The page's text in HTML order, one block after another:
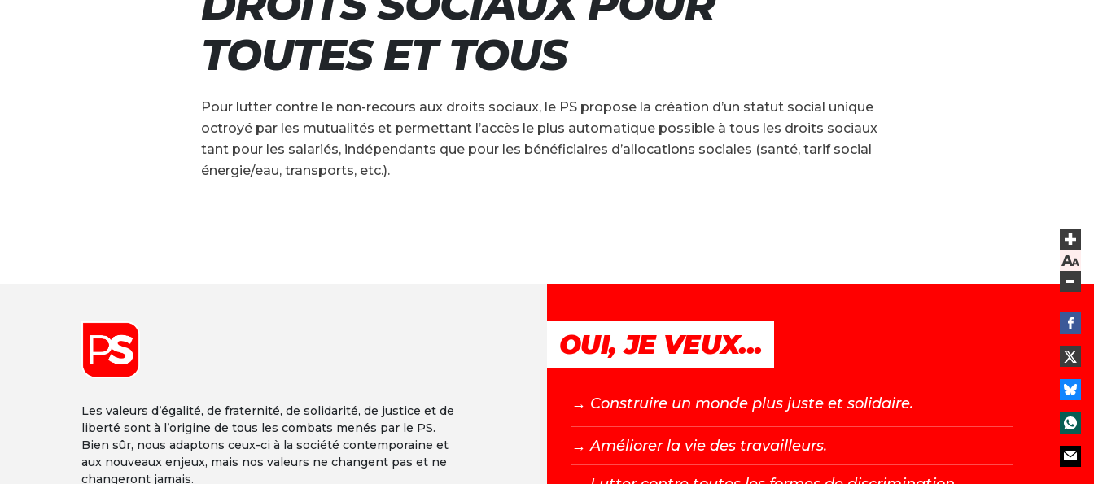
-
TOUTES ET TOUS
Pour lutter contre le non-recours aux droits sociaux, le PS propose la création d’un statut social unique
octroyé par les mutualités et permettant l’accès le plus automatique possible à tous les droits sociaux
tant pour les salariés, indépendants que pour les bénéficiaires d’allocations sociales (santé, tarif social
énergie/eau, transports, etc.).
Les valeurs d’égalité, de fraternité, de solidarité, de justice et de
liberté sont à l’origine de tous les combats menés par le PS.
Bien sûr, nous adaptons ceux-ci à la société contemporaine et
aux nouveaux enjeux, mais nos valeurs ne changent pas et ne
changeront jamais.
OUI, JE VEUX...
→ Construire un monde plus juste et solidaire.
→ Améliorer la vie des travailleurs.